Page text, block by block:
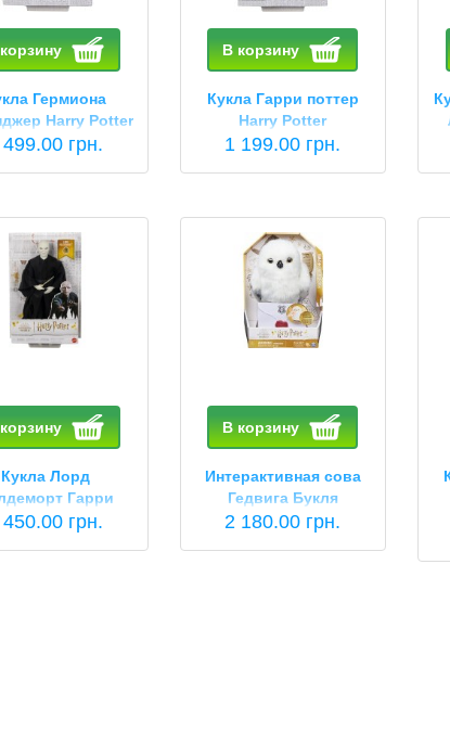
Гермиона
Harry Potter
Granger
грн.
В корзину
Кукла Гарри поттер
Harry Potter
1 199.00 грн.
Кукла Лорд
Гарри
Mattel Harry
грн.
В корзину
Интерактивная сова
Гедвига Букля
Хедвига Гарри поттер
2 180.00 грн.